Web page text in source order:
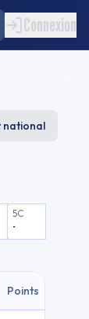
Connexion
national
5C
-
Points